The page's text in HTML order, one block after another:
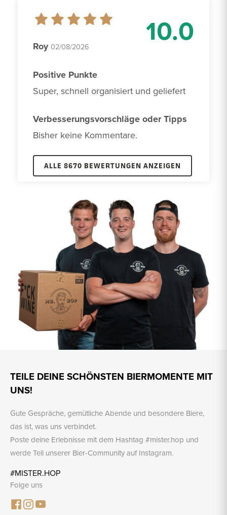
10.0
Roy 02/08/2026
Positive Punkte
Super, schnell organisiert und geliefert
Verbesserungsvorschläge oder Tipps
Bisher keine Kommentare.
ALLE 8670 BEWERTUNGEN ANZEIGEN
TEILE DEINE SCHÖNSTEN BIERMOMENTE MIT
UNS!
Gute Gespräche, gemütliche Abende und besondere Biere,
das ist, was uns verbindet.
Poste deine Erlebnisse mit dem Hashtag #mister.hop und
werde Teil unserer Bier-Community auf Instagram.
#MISTER.HOP
Folge uns